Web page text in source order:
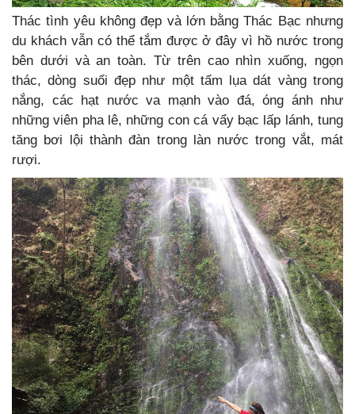
Thác tình yêu không đẹp và lớn bằng Thác Bạc nhưng
du khách vẫn có thể tắm được ở đây vì hồ nước trong
bên dưới và an toàn. Từ trên cao nhìn xuống, ngọn
thác, dòng suối đẹp như một tấm lụa dát vàng trong
nắng, các hạt nước va mạnh vào đá, óng ánh như
những viên pha lê, những con cá vẩy bạc lấp lánh, tung
tăng bơi lội thành đàn trong làn nước trong vắt, mát
rượi.